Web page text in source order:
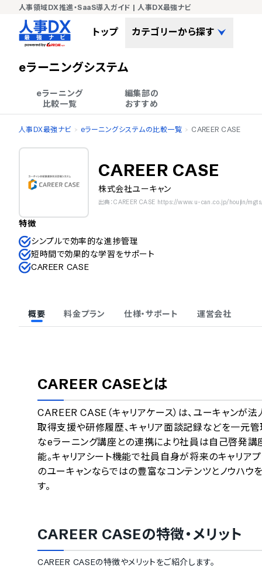
人事領域DX推進・SaaS導入ガイド | 人事DX最強ナビ
トップ カテゴリーから探す
eラーニングシステム
eラーニング
比較一覧
編集部の
おすすめ
人事DX最強ナビ eラーニングシステムの比較一覧 CAREER CASE
CAREER CASE
株式会社ユーキャン
出典：CAREER CASE https://www.u-can.co.jp/houjin/
特徴
シンプルで効率的な進捗管理
短時間で効果的な学習をサポート
CAREER CASE
概要 料金プラン 仕様・サポート 運営会社
CAREER CASEとは
CAREER CASE（キャリアケース）は、ユーキャンが
取得支援や研修履歴、キャリア面談記録などを一元
なeラーニング講座との連携により社員は自己啓発
能。キャリアシート機能で社員自身が将来のキャリア
のユーキャンならではの豊富なコンテンツとノウハウ
す。
CAREER CASEの特徴・メリット
CAREER CASEの特徴やメリットをご紹介します。